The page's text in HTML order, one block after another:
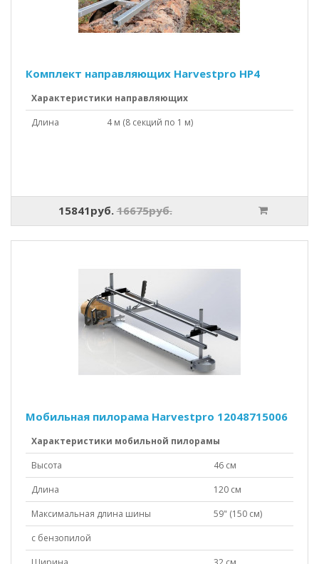
Комплект направляющих Harvestpro HP4
Характеристики направляющих
Длина
4 м (8 секций по 1 м)
15841руб. 16675руб.
Мобильная пилорама Harvestpro 12048715006
Характеристики мобильной пилорамы
Высота
46 см
Длина
120 см
Максимальная длина шины
59" (150 см)
с бензопилой